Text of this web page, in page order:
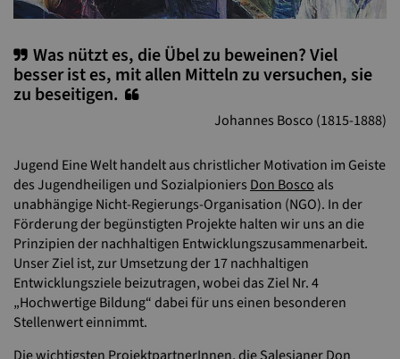
Was nützt es, die Übel zu beweinen? Viel
besser ist es, mit allen Mitteln zu versuchen, sie
zu beseitigen.
Johannes Bosco (1815-1888)
Jugend Eine Welt handelt aus christlicher Motivation im Geiste
des Jugendheiligen und Sozialpioniers Don Bosco als
unabhängige Nicht-Regierungs-Organisation (NGO). In der
Förderung der begünstigten Projekte halten wir uns an die
Prinzipien der nachhaltigen Entwicklungszusammenarbeit.
Unser Ziel ist, zur Umsetzung der 17 nachhaltigen
Entwicklungsziele beizutragen, wobei das Ziel Nr. 4
„Hochwertige Bildung“ dabei für uns einen besonderen
Stellenwert einnimmt.